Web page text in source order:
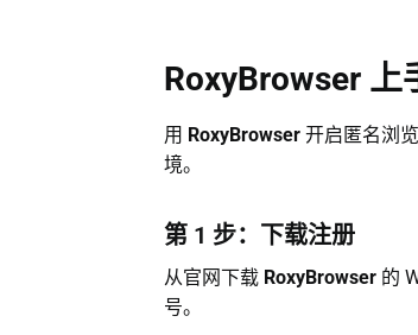
RoxyBrowser 上
用 RoxyBrowser 开启匿名浏
境。
第 1 步：下载注册
从官网下载 RoxyBrowser 的
号。